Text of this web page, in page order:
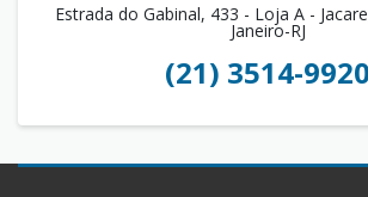
Estrada do Gabinal, 433 - Loja A -
Janeiro-RJ
(21) 3514-9920